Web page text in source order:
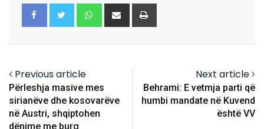
Whatsapp
Share
via
Previous article
Përleshja masive mes
sirianëve dhe kosovarëve
në Austri, shqiptohen
dënime me burg
Next article
Behrami: E vetmja parti që
humbi mandate në Kuvend
është VV